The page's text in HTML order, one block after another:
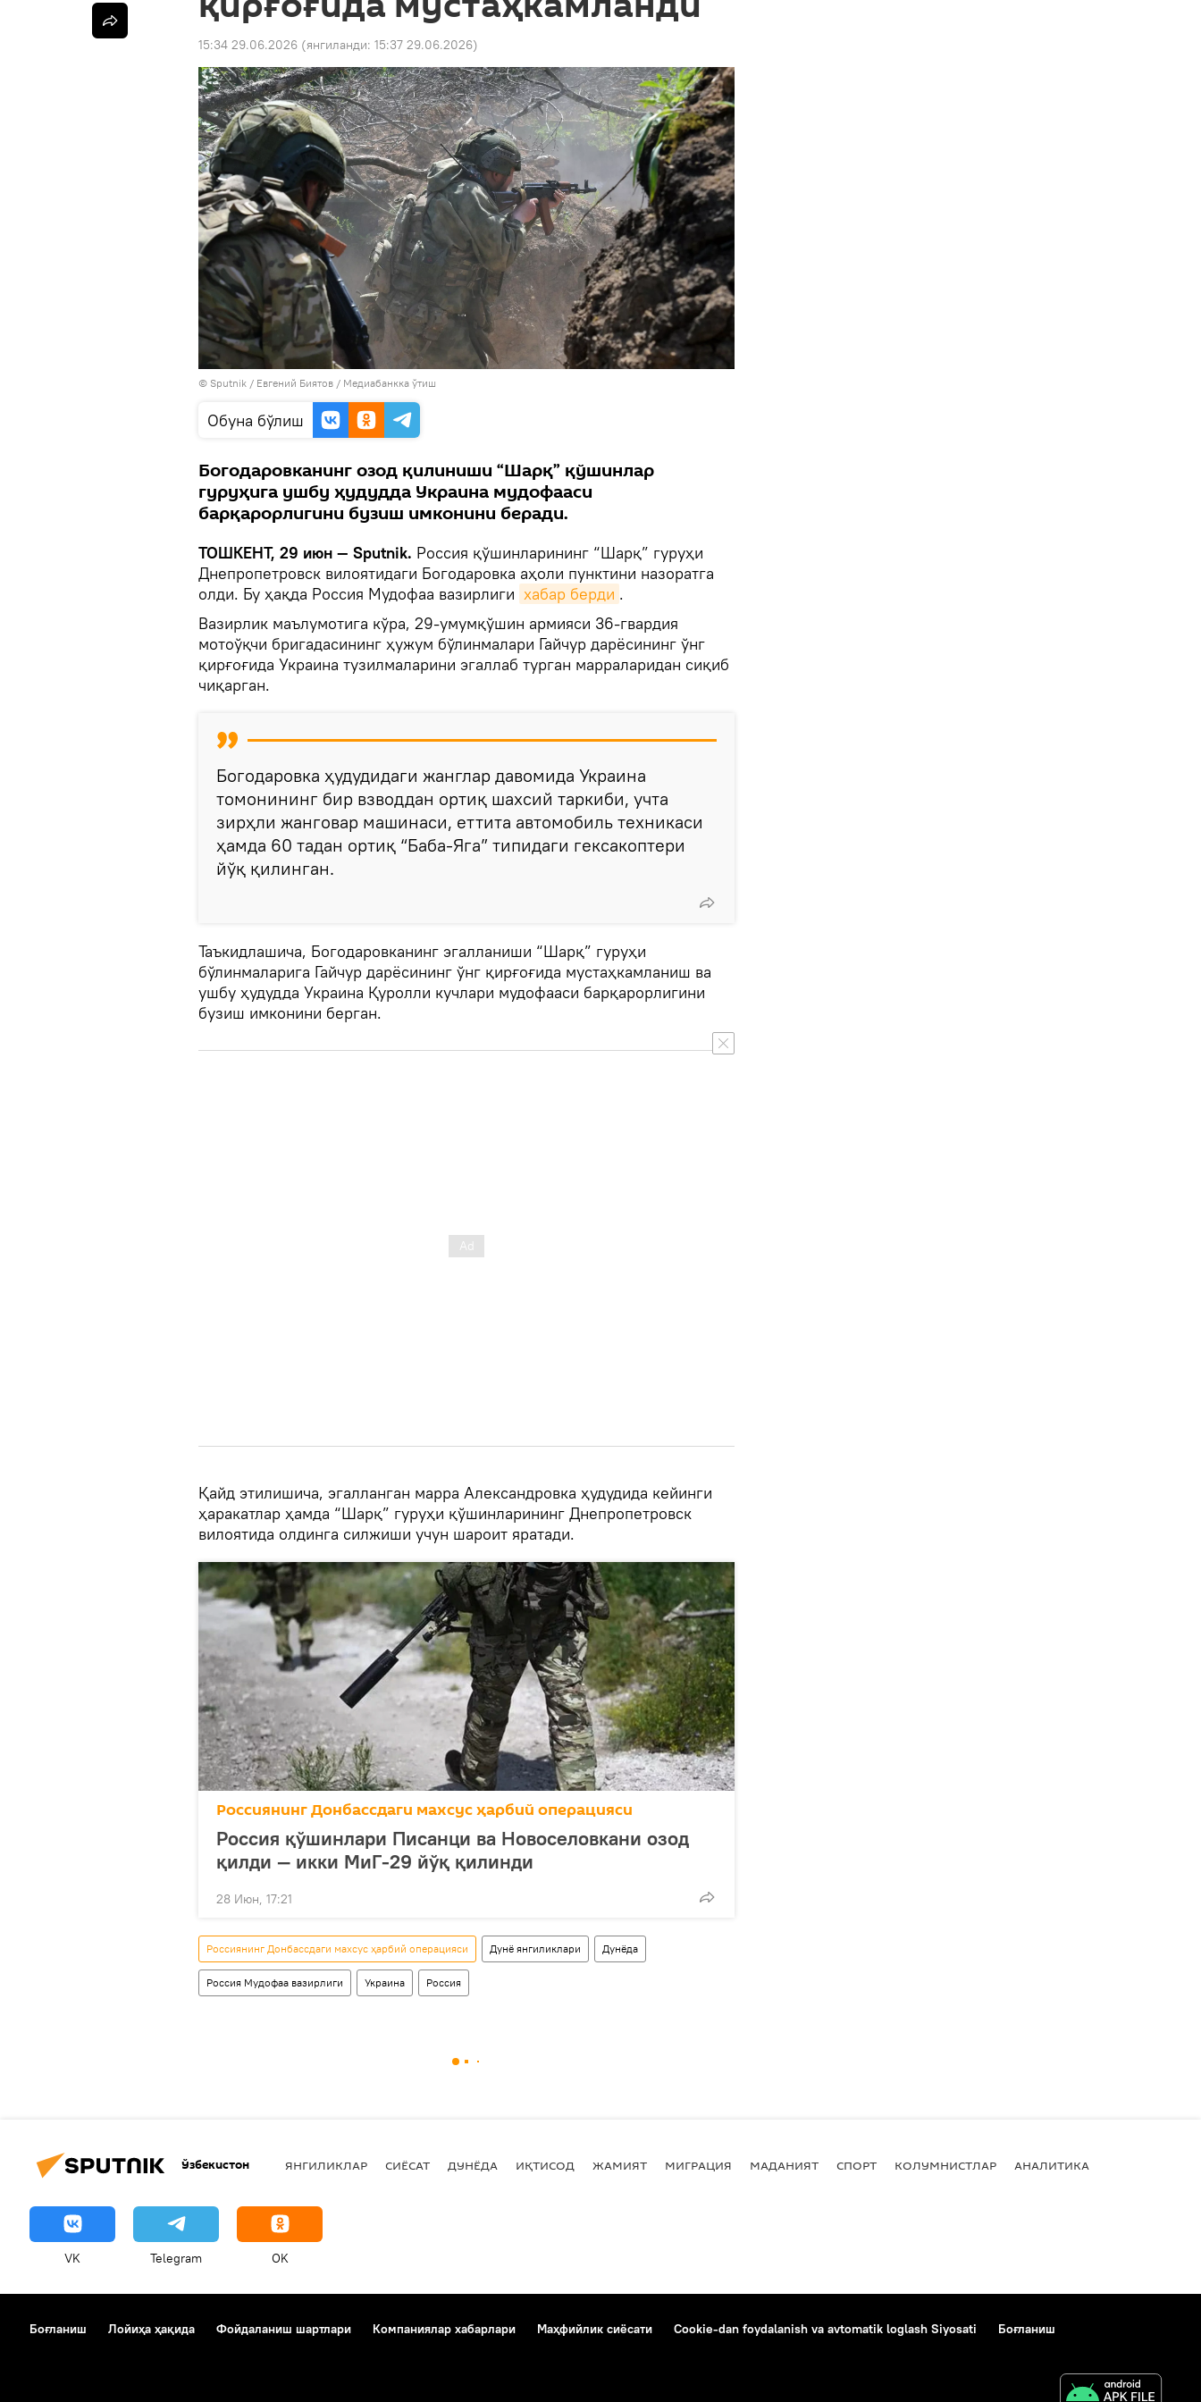
15:34 29.06.2026 (янгиланди: 15:37 29.06.2026)
© Sputnik / Евгений Биятов / Медиабанкка ўтиш
Oбуна бўлиш
Богодаровканинг озод қилиниши “Шарқ” қўшинлар
гуруҳига ушбу ҳудудда Украина мудофааси
барқарорлигини бузиш имконини беради.
ТОШКЕНТ, 29 июн — Sputnik. Россия қўшинларининг “Шарқ” гуруҳи
Днепропетровск вилоятидаги Богодаровка аҳоли пунктини назоратга
олди. Бу ҳақда Россия Мудофаа вазирлиги хабар берди .
Вазирлик маълумотига кўра, 29-умумқўшин армияси 36-гвардия
мотоўқчи бригадасининг ҳужум бўлинмалари Гайчур дарёсининг ўнг
қирғоғида Украина тузилмаларини эгаллаб турган марраларидан сиқиб
чиқарган.
Богодаровка ҳудудидаги жанглар давомида Украина
томонининг бир взводдан ортиқ шахсий таркиби, учта
зирҳли жанговар машинаси, еттита автомобиль техникаси
ҳамда 60 тадан ортиқ “Баба-Яга” типидаги гексакоптери
йўқ қилинган.
Таъкидлашича, Богодаровканинг эгалланиши “Шарқ” гуруҳи
бўлинмаларига Гайчур дарёсининг ўнг қирғоғида мустаҳкамланиш ва
ушбу ҳудудда Украина Қуролли кучлари мудофааси барқарорлигини
бузиш имконини берган.
Қайд этилишича, эгалланган марра Александровка ҳудудида кейинги
ҳаракатлар ҳамда “Шарқ” гуруҳи қўшинларининг Днепропетровск
вилоятида олдинга силжиши учун шароит яратади.
Россиянинг Донбассдаги махсус ҳарбий операцияси
Россия қўшинлари Писанци ва Новоселовкани озод
қилди — икки МиГ-29 йўқ қилинди
28 Июн, 17:21
Россиянинг Донбассдаги махсус ҳарбий операцияси Дунё янгиликлари Дунёда
Россия Мудофаа вазирлиги Украина Россия
Ўзбекистон ЯНГИЛИКЛАР СИЁСАТ ДУНЁДА ИҚТИСОД ЖАМИЯТ МИГРАЦИЯ МАДАНИЯТ СПОРТ КОЛУМНИСТЛАР АНАЛИТИКА
VK Telegram OK
Боғланиш Лойиҳа ҳақида Фойдаланиш шартлари Компаниялар хабарлари Маҳфийлик сиёсати Cookie-dan foydalanish va avtomatik loglash Siyosati Боғланиш